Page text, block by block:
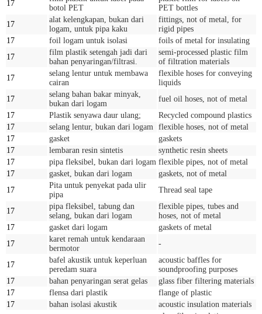
17
botol PET
PET bottles
17
alat kelengkapan, bukan dari
logam, untuk pipa kaku
fittings, not of metal, for
rigid pipes
17
foil logam untuk isolasi
foils of metal for insulating
17
film plastik setengah jadi dari
bahan penyaringan/filtrasi.
semi-processed plastic film
of filtration materials
17
selang lentur untuk membawa
cairan
flexible hoses for conveying
liquids
17
selang bahan bakar minyak,
bukan dari logam
fuel oil hoses, not of metal
17
Plastik senyawa daur ulang;
Recycled compound plastics
17
selang lentur, bukan dari logam
flexible hoses, not of metal
17
gasket
gaskets
17
lembaran resin sintetis
synthetic resin sheets
17
pipa fleksibel, bukan dari logam flexible pipes, not of metal
17
gasket, bukan dari logam
gaskets, not of metal
17
Pita untuk penyekat pada ulir
pipa
Thread seal tape
17
pipa fleksibel, tabung dan
selang, bukan dari logam
flexible pipes, tubes and
hoses, not of metal
17
gasket dari logam
gaskets of metal
17
karet remah untuk kendaraan
bermotor
-
17
bafel akustik untuk keperluan
peredam suara
acoustic baffles for
soundproofing purposes
17
bahan penyaringan serat gelas
glass fiber filtering materials
17
flensa dari plastik
flange of plastic
17
bahan isolasi akustik acoustic insulation materials